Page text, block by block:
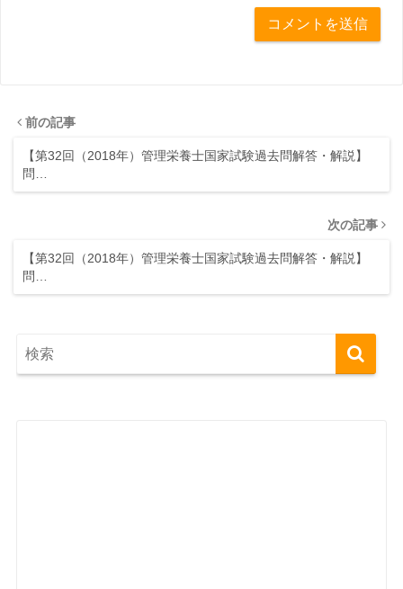
前の記事
【第32回（2018年）管理栄養士国家試験過去問解答・解説】
問…
次の記事
【第32回（2018年）管理栄養士国家試験過去問解答・解説】
問…